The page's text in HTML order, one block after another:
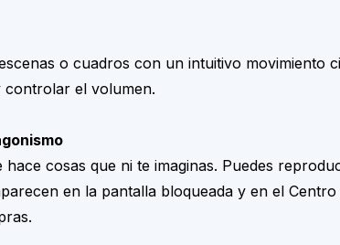
o cuadros con un intuitivo movimiento
controlar el volumen.
cosas que ni te imaginas. Puedes
en la pantalla bloqueada y en el